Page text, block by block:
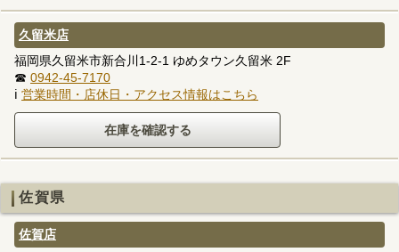
久留米店
福岡県久留米市新合川1-2-1 ゆめタウン久留米 2F
☎ 0942-45-7170
ℹ 営業時間・店休日・アクセス情報はこちら
佐賀県
佐賀店